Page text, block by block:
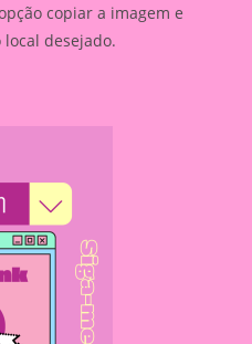
copiar a imagem e
local desejado.